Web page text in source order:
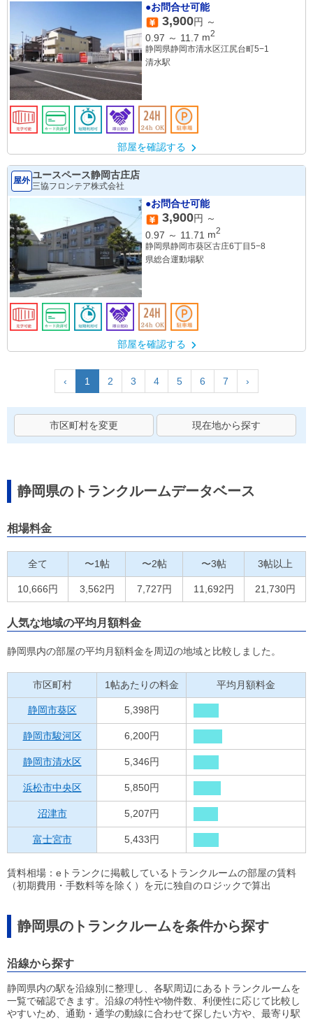
●お問合せ可能
3,900円 ～
0.97 ～ 11.7 m2
静岡県静岡市清水区江尻台町5−1
清水駅
部屋を確認する
屋外 ユースペース静岡古庄店
三協フロンテア株式会社
●お問合せ可能
3,900円 ～
0.97 ～ 11.71 m2
静岡県静岡市葵区古庄6丁目5−8
県総合運動場駅
部屋を確認する
‹ 1 2 3 4 5 6 7 ›
市区町村を変更 現在地から探す
静岡県のトランクルームデータベース
相場料金
全て 〜1帖 〜2帖 〜3帖 3帖以上
10,666円 3,562円 7,727円 11,692円 21,730円
人気な地域の平均月額料金
静岡県内の部屋の平均月額料金を周辺の地域と比較しました。
市区町村 1帖あたりの料金 平均月額料金
静岡市葵区 5,398円
静岡市駿河区 6,200円
静岡市清水区 5,346円
浜松市中央区 5,850円
沼津市 5,207円
富士宮市 5,433円
賃料相場：eトランクに掲載しているトランクルームの部屋の賃料
（初期費用・手数料等を除く）を元に独自のロジックで算出
静岡県のトランクルームを条件から探す
沿線から探す
静岡県内の駅を沿線別に整理し、各駅周辺にあるトランクルームを
一覧で確認できます。沿線の特性や物件数、利便性に応じて比較し
やすいため、通勤・通学の動線に合わせて探したい方や、最寄り駅